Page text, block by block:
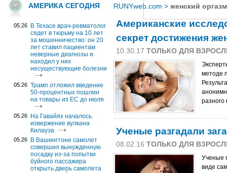
АМЕРИКА СЕГОДНЯ
05.26
В Техасе врач-ревматолог
сядет в тюрьму на 10 лет
за мошенничество: он 20
лет ставил пациентам
неверные диагнозы и
находил у них
несуществующие болезни
05.26 Трамп отложил введение
50-процентных пошлин
на товары из ЕС до июля
05.26
На Гавайях началось
извержение вулкана
Килауэа
05.26
В Вашингтоне самолет
совершил вынужденную
посадку из-за попытки
буйного пассажира
открыть дверь самолета
RUNYweb.com > женский оргазм
Американские
секрет достижения
10.30.17 ТОЛЬКО ДЛЯ
методе
разного
Ученые разгадали
08.02.16 ТОЛЬКО ДЛЯ
Ученые
виде